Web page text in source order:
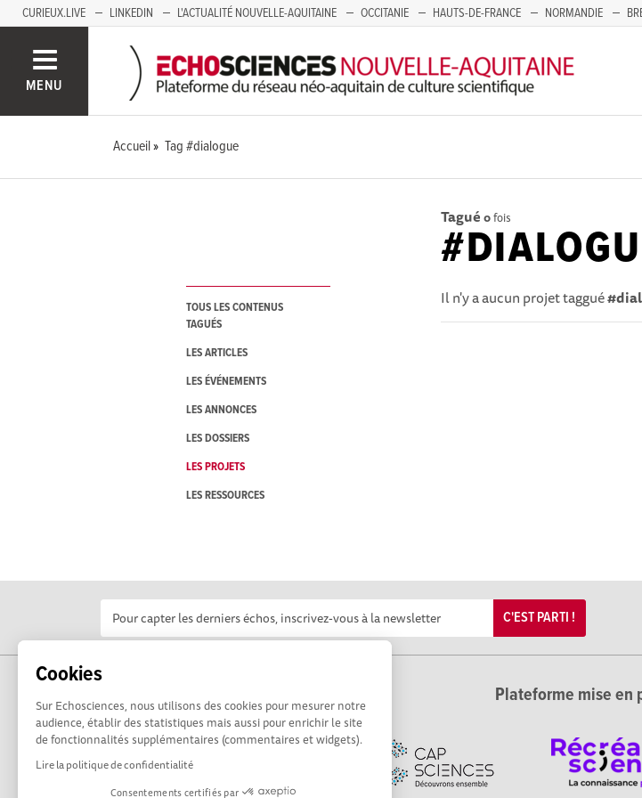
Cookies
Sur Echosciences, nous utilisons des cookies pour mesurer notre
audience, établir des statistiques mais aussi pour enrichir le site
de fonctionnalités supplémentaires (commentaires et widgets).
Lire la politique de confidentialité
Consentements certifiés par
CURIEUX.LIVE LINKEDIN L'ACTUALITÉ NOUVELLE-AQUITAINE OCCITANIE HAUTS-DE-FRANCE NORMANDIE
MENU
Accueil Tag #dialogue
TOUS LES CONTENUS
TAGUÉS
LES ARTICLES
LES ÉVÉNEMENTS
LES ANNONCES
LES DOSSIERS
LES PROJETS
LES RESSOURCES
Tagué 0fois
Il n'y a aucun projet taggué
C'EST PARTI !
Plateforme mise en